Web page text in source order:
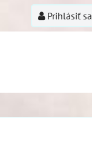
Prihlásiť sa